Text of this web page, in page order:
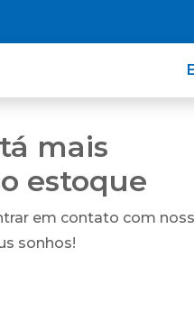
mais
estoque
em contato com
sonhos!